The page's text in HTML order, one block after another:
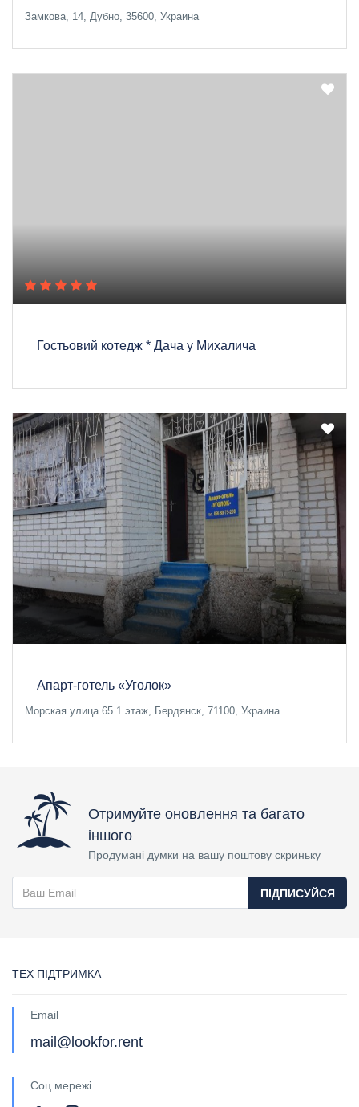
Замкова, 14, Дубно, 35600, Украина
Гостьовий котедж * Дача у Михалича
Апарт-готель «Уголок»
Морская улица 65 1 этаж, Бердянск, 71100, Украина
Отримуйте оновлення та багато
іншого
Продумані думки на вашу поштову скриньку
ПІДПИСУЙСЯ
ТЕХ ПІДТРИМКА
Email
mail@lookfor.rent
Соц мережі